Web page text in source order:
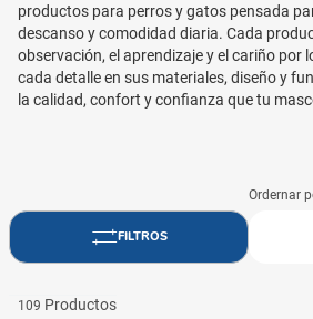
productos para perros y gatos pensada
descanso y comodidad diaria. Cada
observación, el aprendizaje y el cariño por
cada detalle en sus materiales, diseño y
la calidad, confort y confianza que tu
109